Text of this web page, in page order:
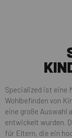
Specialized ist eine
Wohlbefinden von
eine große Auswahl
entwickelt wurden.
für Eltern, die ein